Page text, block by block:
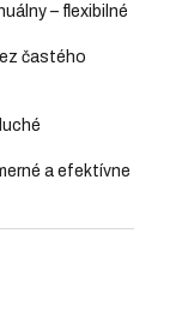
– flexibilné
častého
a efektívne